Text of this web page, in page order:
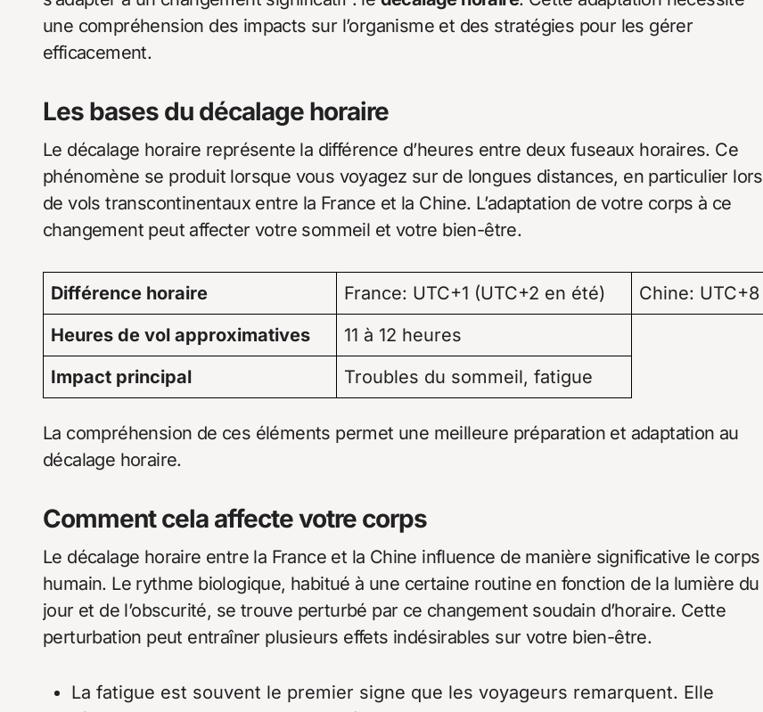
une compréhension des impacts sur l’organisme et des stratégies pour les gérer
efficacement.
Les bases du décalage horaire
Le décalage horaire représente la différence d’heures entre deux fuseaux horaires. Ce
phénomène se produit lorsque vous voyagez sur de longues distances, en particulier lors
de vols transcontinentaux entre la France et la Chine. L’adaptation de votre corps à ce
changement peut affecter votre sommeil et votre bien-être.
Différence horaire France: UTC+1 (UTC+2 en été)
Chine: UTC+8
Heures de vol approximatives
11 à 12 heures
Impact principal
Troubles du sommeil, fatigue
La compréhension de ces éléments permet une meilleure préparation et adaptation au
décalage horaire.
Comment cela affecte votre corps
Le décalage horaire entre la France et la Chine influence de manière significative le corps
humain. Le rythme biologique, habitué à une certaine routine en fonction de la lumière du
jour et de l’obscurité, se trouve perturbé par ce changement soudain d’horaire. Cette
perturbation peut entraîner plusieurs effets indésirables sur votre bien-être.
La fatigue est souvent le premier signe que les voyageurs remarquent. Elle